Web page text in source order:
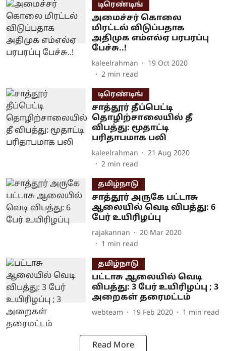
டிரெண்டிங்
அமைச்சர் கொலை
மிரட்டல் விடுப்பதாக
அதிமுக எம்எல்ஏ பரபரப்பு
பேச்சு..!
kaleelrahman
19 Oct 2020
2 min read
டிரெண்டிங்
சாத்தூர் தீப்பெட்டி
தொழிற்சாலையில் தீ
விபத்து: மூதாட்டி
பரிதாபமாக பலி
kaleelrahman
21 Aug 2020
2 min read
தமிழ்நாடு
சாத்தூர் அருகே பட்டாசு
ஆலையில் வெடி விபத்து: 6
பேர் உயிரிழப்பு
rajakannan
20 Mar 2020
1 min read
தமிழ்நாடு
பட்டாசு ஆலையில் வெடி
விபத்து: 3 பேர் உயிரிழப்பு ; 3
அறைகள் தரைமட்டம்
webteam 19 Feb 2020 1 min read
Read More